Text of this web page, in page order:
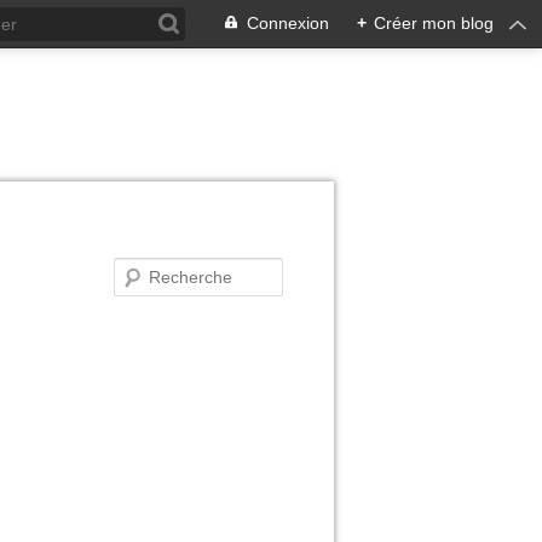
Connexion + Créer mon blog